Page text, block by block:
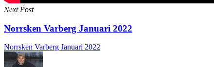
Next Post
Norrsken Varberg Januari 2022
Norrsken Varberg Januari 2022